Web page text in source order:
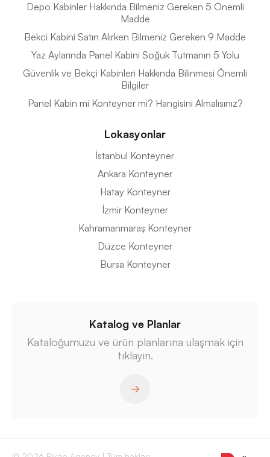
Depo Kabinler Hakkında Bilmeniz Gereken 5 Önemli
Madde
Bekci Kabini Satın Alırken Bilmeniz Gereken 9 Madde
Yaz Aylarında Panel Kabini Soğuk Tutmanın 5 Yolu
Güvenlik ve Bekçi Kabinleri Hakkında Bilinmesi Önemli
Bilgiler
Panel Kabin mi Konteyner mi? Hangisini Almalısınız?
Lokasyonlar
İstanbul Konteyner
Ankara Konteyner
Hatay Konteyner
İzmir Konteyner
Kahramanmaraş Konteyner
Düzce Konteyner
Bursa Konteyner
Katalog ve Planlar
Kataloğumuzu ve ürün planlarına ulaşmak için
tıklayın.